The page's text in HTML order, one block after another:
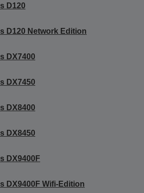
D120
D120 Network Edition
DX7400
DX7450
DX8400
DX8450
DX9400F
DX9400F Wifi-Edition